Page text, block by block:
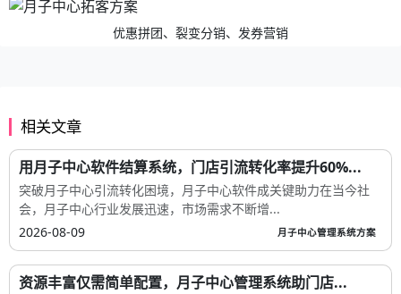
优惠拼团、裂变分销、发券营销
相关文章
用月子中心软件结算系统，门店引流转化率提升60%...
突破月子中心引流转化困境，月子中心软件成关键助力在当今社
会，月子中心行业发展迅速，市场需求不断增...
2026-08-09
月子中心管理系统方案
资源丰富仅需简单配置，月子中心管理系统助门店...